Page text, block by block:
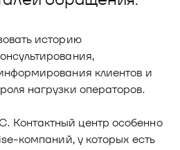
автоматизации
историю
клиентов и
нагрузки операторов.
центр особенно
компаний, у которых есть